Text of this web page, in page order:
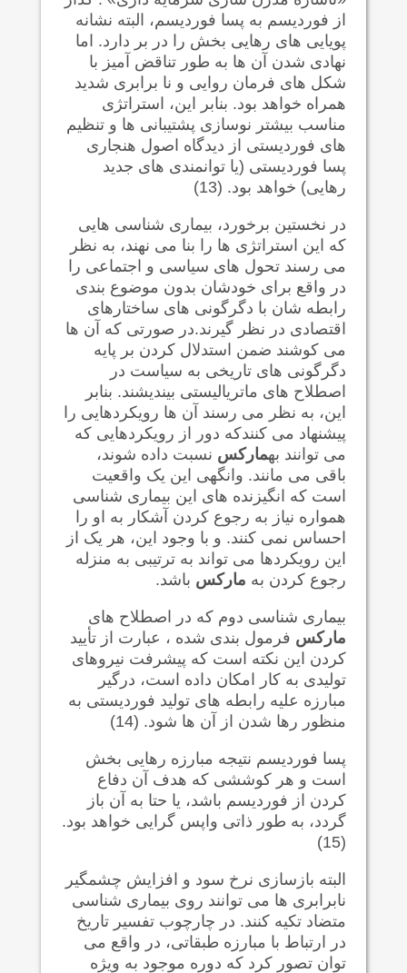
از فوردیسم به پسا فوردیسم، البته نشانه
پویایی های رهایی بخش را در بر دارد. اما
نهادی شدن آن ها به طور تناقض آمیز با
شکل های فرمان روایی و نا برابری شدید
همراه خواهد بود. بنابر این، استراتژی
مناسب بیشتر نوسازی پشتیبانی ها و تنظیم
های فوردیستی از دیدگاه اصول هنجاری
پسا فوردیستی (یا توانمندی های جدید
رهایی) خواهد بود. (13)
در نخستین برخورد، بیماری شناسی هایی
که این استراتژی ها را بنا می نهند، به نظر
می رسند تحول های سیاسی و اجتماعی را
در واقع برای خودشان بدون موضوع بندی
رابطه شان با دگرگونی های ساختارهای
اقتصادی در نظر گیرند.در صورتی که آن ها
می کوشند ضمن استدلال کردن بر پایه
دگرگونی های تاریخی به سیاست در
اصطلاح های ماتریالیستی بیندیشند. بنابر
این، به نظر می رسند آن ها رویکردهایی را
پیشنهاد می کنندکه دور از رویکردهایی که
می توانند بهمارکس نسبت داده شوند،
باقی می مانند. وانگهی این یک واقعیت
است که انگیزنده های این بیماری شناسی
همواره نیاز به رجوع کردن آشکار به او را
احساس نمی کنند. و با وجود این، هر یک از
این رویکردها می تواند به ترتیبی به منزله
رجوع کردن به مارکس باشد.
بیماری شناسی دوم که در اصطلاح های
مارکس فرمول بندی شده ، عبارت از تأیید
کردن این نکته است که پیشرفت نیروهای
تولیدی به کار امکان داده است، درگیر
مبارزه علیه رابطه های تولید فوردیستی به
منظور رها شدن از آن ها شود. (14)
پسا فوردیسم نتیجه مبارزه رهایی بخش
است و هر کوششی که هدف آن دفاع
کردن از فوردیسم باشد، یا حتا به آن باز
گردد، به طور ذاتی واپس گرایی خواهد بود.
(15)
البته بازسازی نرخ سود و افزایش چشمگیر
نابرابری ها می توانند روی بیماری شناسی
متضاد تکیه کنند. در چارچوب تفسیر تاریخ
در ارتباط با مبارزه طبقاتی، در واقع می
توان تصور کرد که دوره موجود به ویژه